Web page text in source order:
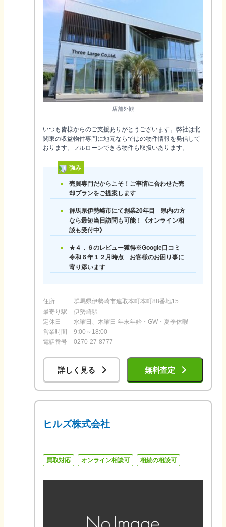
店舗外観
いつも皆様からのご支援ありがとうございます。弊社は北
関東の収益物件専門に地元ならではの物件情報を発信して
おります。フルローンできる物件も取扱いあります。
強み
売買専門だからこそ！ご事情に合わせた売
却プランをご提案します
群馬県伊勢崎市にて創業20年目 県内の方
なら最短当日訪問も可能！《オンライン相
談も受付中》
★４．６のレビュー獲得※Google口コミ
令和６年１２月時点 お客様のお困り事に
寄り添います
住所
群馬県伊勢崎市連取本町本町88番地15
最寄り駅
伊勢崎駅
定休日
水曜日、木曜日 年末年始・GW・夏季休暇
営業時間
9:00～18:00
電話番号
0270-27-8777
詳しく見る 無料査定
ヒルズ株式会社
買取対応 オンライン相談可 相続の相談可